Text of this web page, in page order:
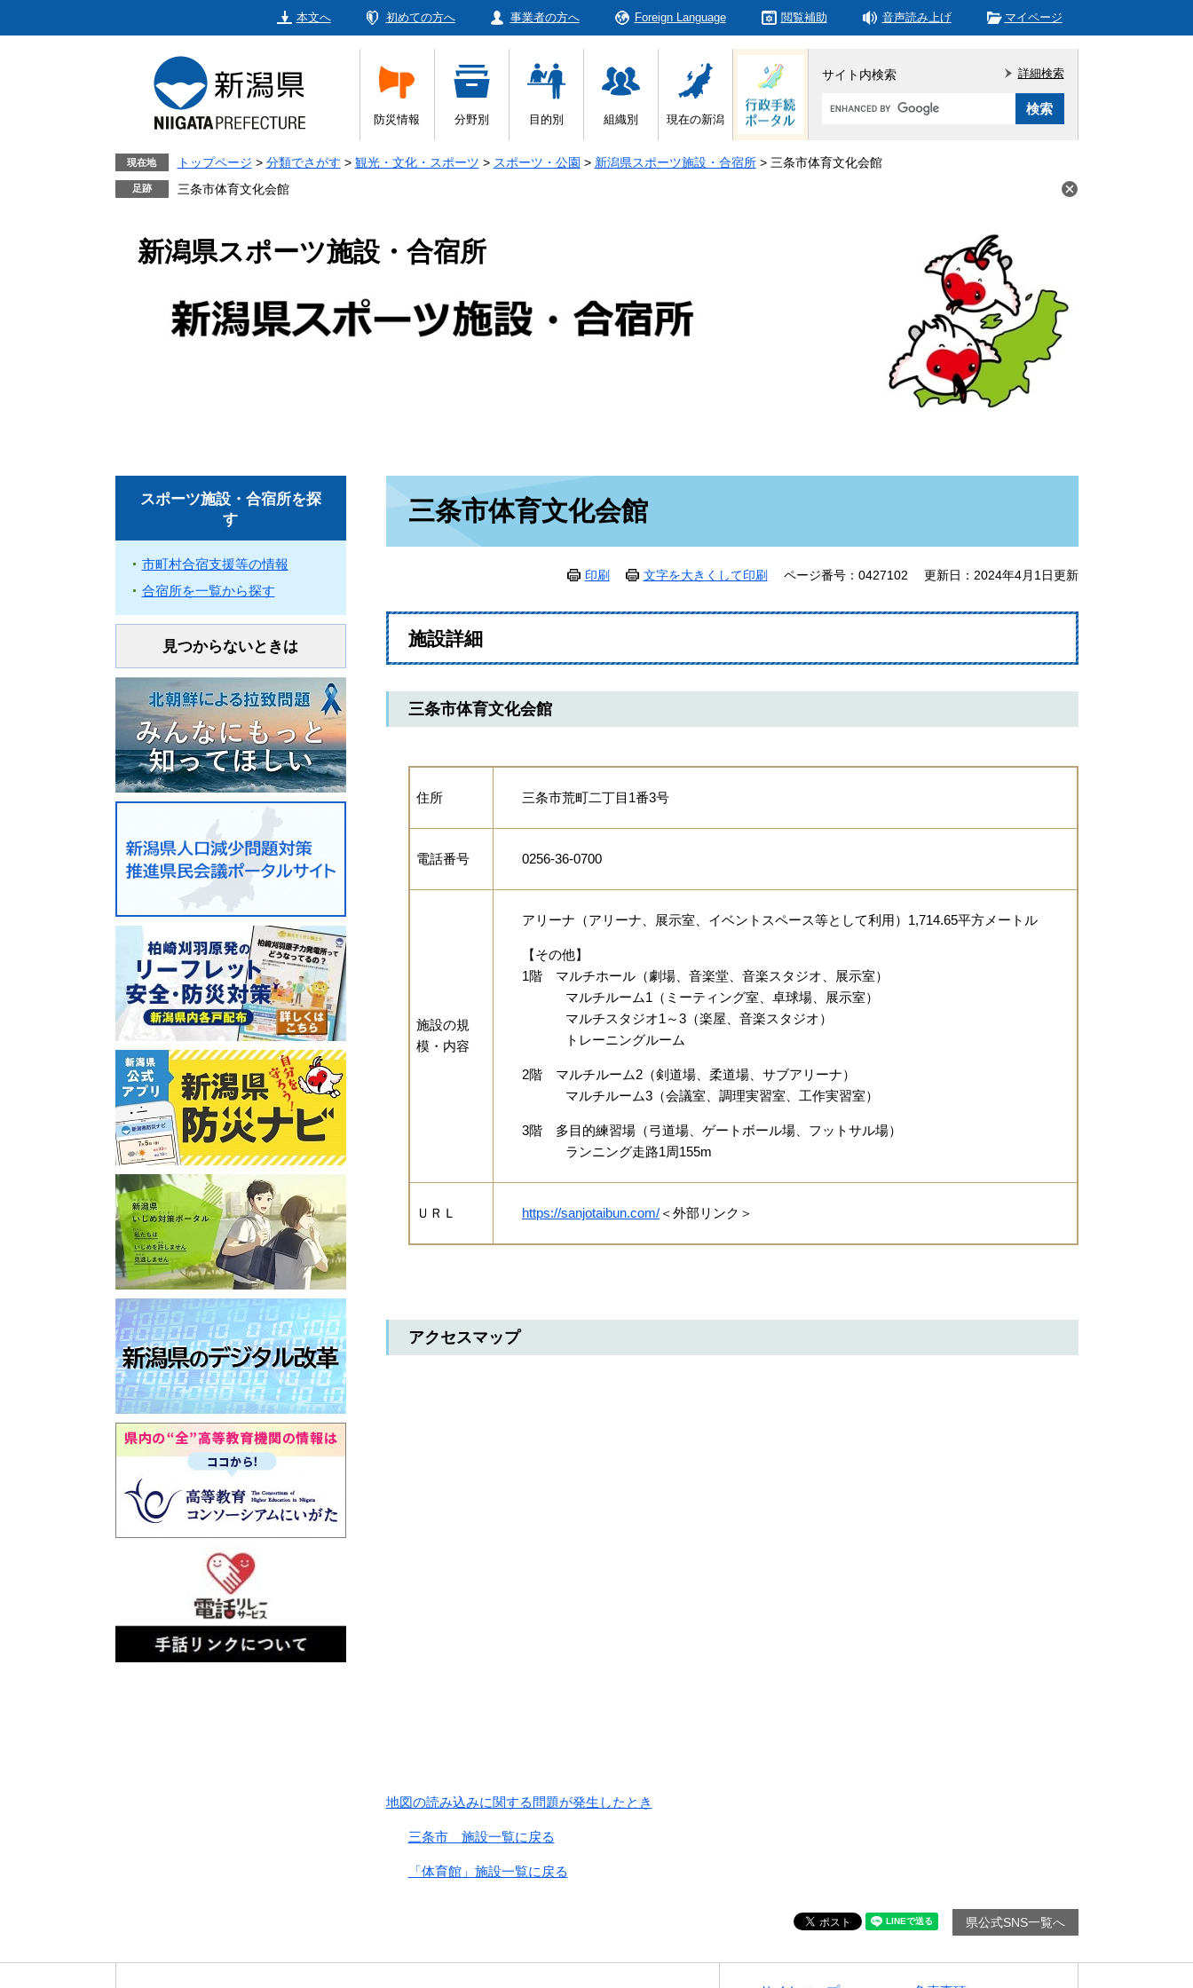
本文へ 初めての方へ 事業者の方へ Foreign Language 閲覧補助 音声読み上げ マイページ
防災情報 分野別 目的別 組織別 現在の新潟
サイト内検索
Google
タ
ム
詳細検索
現在地 トップページ > 分類でさがす > 観光・文化・スポーツ > スポーツ・公園 > 新潟県スポーツ施設・合宿所 > 三条市体育文化会館
三条市体育文化会館
新潟県スポーツ施設・合宿所
三条市体育文化会館
印刷 文字を大きくして印刷 ページ番号：0427102 更新日：2024年4月1日更新
施設詳細
三条市体育文化会館
住所 三条市荒町二丁目1番3号
電話番号 0256-36-0700
施設の規
模・内容
アリーナ（アリーナ、展示室、イベントスペース等として利用）1,714.65平方メートル
【その他】
1階 マルチホール（劇場、音楽堂、音楽スタジオ、展示室）
マルチルーム1（ミーティング室、卓球場、展示室）
マルチスタジオ1～3（楽屋、音楽スタジオ）
トレーニングルーム
2階 マルチルーム2（剣道場、柔道場、サブアリーナ）
マルチルーム3（会議室、調理実習室、工作実習室）
3階 多目的練習場（弓道場、ゲートボール場、フットサル場）
ランニング走路1周155m
ＵＲＬ https://sanjotaibun.com/ ＜外部リンク＞
アクセスマップ
地図の読み込みに関する問題が発生したとき
三条市 施設一覧に戻る
「体育館」施設一覧に戻る
県公式SNS一覧へ
スポーツ施設・合宿所を探
す
市町村合宿支援等の情報
合宿所を一覧から探す
見つからないときは